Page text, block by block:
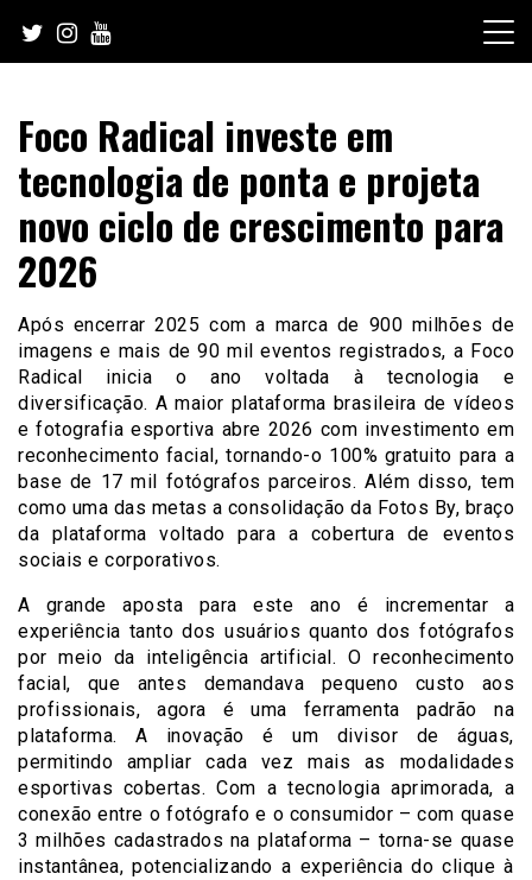
content
Foco Radical investe em
tecnologia de ponta e projeta
novo ciclo de crescimento para
2026
Após encerrar 2025 com a marca de 900 milhões de
imagens e mais de 90 mil eventos registrados, a Foco
Radical inicia o ano voltada à tecnologia e
diversificação. A maior plataforma brasileira de vídeos
e fotografia esportiva abre 2026 com investimento em
reconhecimento facial, tornando-o 100% gratuito para a
base de 17 mil fotógrafos parceiros. Além disso, tem
como uma das metas a consolidação da Fotos By, braço
da plataforma voltado para a cobertura de eventos
sociais e corporativos.
A grande aposta para este ano é incrementar a
experiência tanto dos usuários quanto dos fotógrafos
por meio da inteligência artificial. O reconhecimento
facial, que antes demandava pequeno custo aos
profissionais, agora é uma ferramenta padrão na
plataforma. A inovação é um divisor de águas,
permitindo ampliar cada vez mais as modalidades
esportivas cobertas. Com a tecnologia aprimorada, a
conexão entre o fotógrafo e o consumidor – com quase
3 milhões cadastrados na plataforma – torna-se quase
instantânea, potencializando a experiência do clique à